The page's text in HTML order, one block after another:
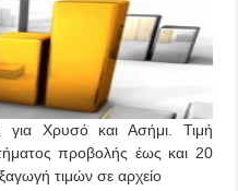
για Χρυσό και Ασήμι. Τιμή
προβολής έως και 20
τιμών σε αρχείο